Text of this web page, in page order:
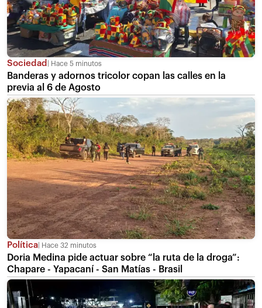
Sociedad Hace 5 minutos
Banderas y adornos tricolor copan las calles en la
previa al 6 de Agosto
Política Hace 32 minutos
Doria Medina pide actuar sobre “la ruta de la droga”:
Chapare - Yapacaní - San Matías - Brasil